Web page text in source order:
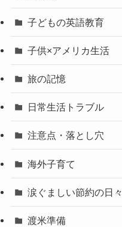
子どもの英語教育
子供×アメリカ生活
旅の記憶
日常生活トラブル
注意点・落とし穴
海外子育て
涙ぐましい節約の日々
渡米準備